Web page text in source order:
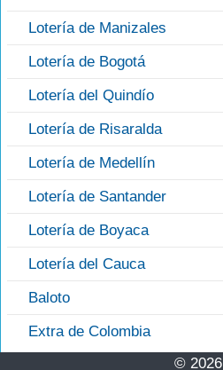
Lotería de Manizales
Lotería de Bogotá
Lotería del Quindío
Lotería de Risaralda
Lotería de Medellín
Lotería de Santander
Lotería de Boyaca
Lotería del Cauca
Baloto
Extra de Colombia
© 2026